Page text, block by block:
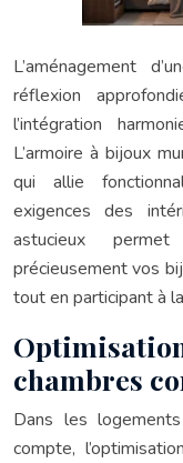
L’aménagement
réflexion
l’intégration
L’armoire à bijoux
qui allie
exigences des
astucieux
précieusement vos
tout en participant à
Optimisation
chambres
Dans les
compte,